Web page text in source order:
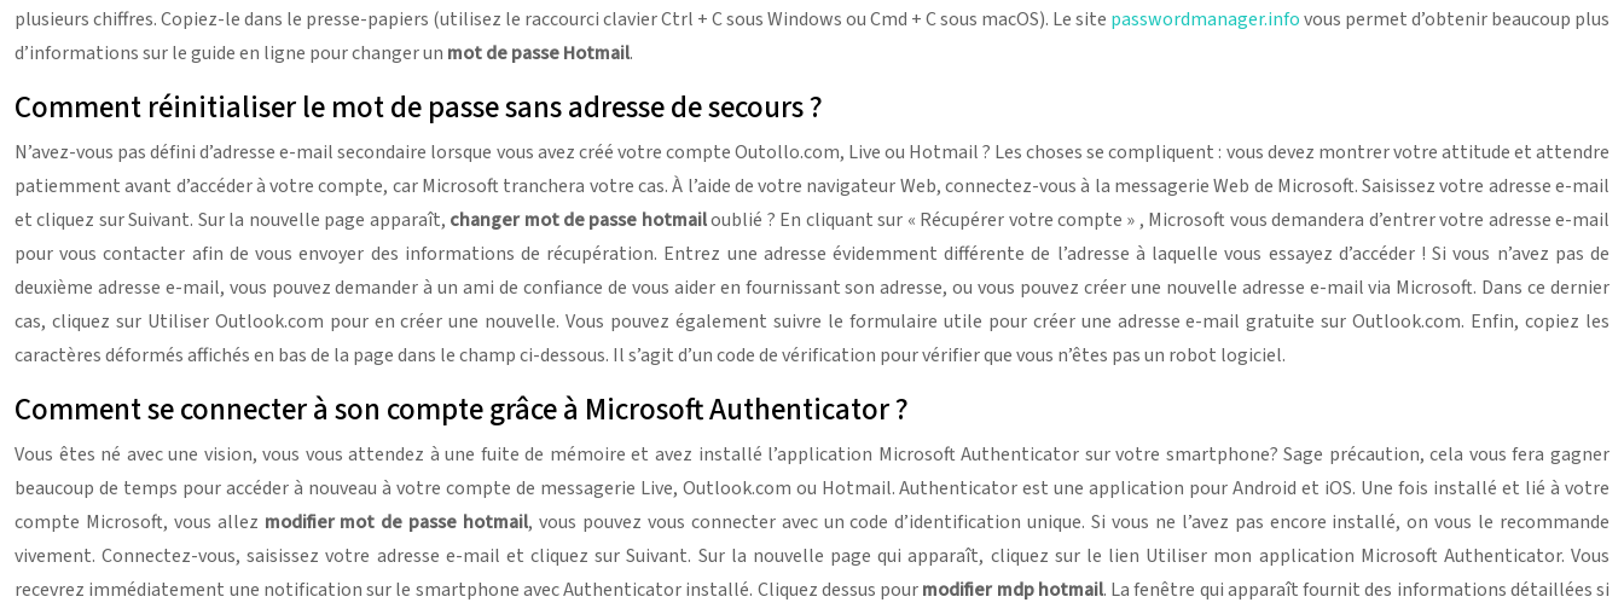
plusieurs chiffres. Copiez-le dans le presse-papiers (utilisez le raccourci clavier Ctrl + C sous Windows ou Cmd + C sous macOS). Le site passwordmanager.infovous permet d’obtenir beaucoup plus
d’informations sur le guide en ligne pour changer un mot de passe Hotmail.
Comment réinitialiser le mot de passe sans adresse de secours ?
N’avez-vous pas défini d’adresse e-mail secondaire lorsque vous avez créé votre compte Outollo.com, Live ou Hotmail ? Les choses se compliquent : vous devez montrer votre attitude et attendre
patiemment avant d’accéder à votre compte, car Microsoft tranchera votre cas. À l’aide de votre navigateur Web, connectez-vous à la messagerie Web de Microsoft. Saisissez votre adresse e-mail
et cliquez sur Suivant. Sur la nouvelle page apparaît, changer mot de passe hotmailoublié ? En cliquant sur « Récupérer votre compte » , Microsoft vous demandera d’entrer votre adresse e-mail
pour vous contacter afin de vous envoyer des informations de récupération. Entrez une adresse évidemment différente de l’adresse à laquelle vous essayez d’accéder ! Si vous n’avez pas de
deuxième adresse e-mail, vous pouvez demander à un ami de confiance de vous aider en fournissant son adresse, ou vous pouvez créer une nouvelle adresse e-mail via Microsoft. Dans ce dernier
cas, cliquez sur Utiliser Outlook.com pour en créer une nouvelle. Vous pouvez également suivre le formulaire utile pour créer une adresse e-mail gratuite sur Outlook.com. Enfin, copiez les
caractères déformés affichés en bas de la page dans le champ ci-dessous. Il s’agit d’un code de vérification pour vérifier que vous n’êtes pas un robot logiciel.
Comment se connecter à son compte grâce à Microsoft Authenticator ?
Vous êtes né avec une vision, vous vous attendez à une fuite de mémoire et avez installé l’application Microsoft Authenticator sur votre smartphone? Sage précaution, cela vous fera gagner
beaucoup de temps pour accéder à nouveau à votre compte de messagerie Live, Outlook.com ou Hotmail. Authenticator est une application pour Android et iOS. Une fois installé et lié à votre
compte Microsoft, vous allez modifier mot de passe hotmail, vous pouvez vous connecter avec un code d’identification unique. Si vous ne l’avez pas encore installé, on vous le recommande
vivement. Connectez-vous, saisissez votre adresse e-mail et cliquez sur Suivant. Sur la nouvelle page qui apparaît, cliquez sur le lien Utiliser mon application Microsoft Authenticator. Vous
recevrez immédiatement une notification sur le smartphone avec Authenticator installé. Cliquez dessus pourmodifier mdp hotmail. La fenêtre qui apparaît fournit des informations détaillées si